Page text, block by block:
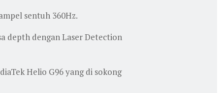
sentuh 360Hz.
depth dengan Laser Detection
Helio G96 yang di sokong